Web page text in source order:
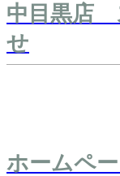
中目黒店
せ
ホームペ